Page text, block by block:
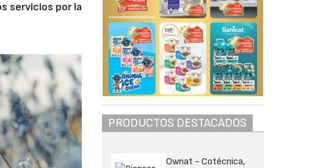
servicios por la
PRODUCTOS DESTACADOS
Ownat - Cotécnica,